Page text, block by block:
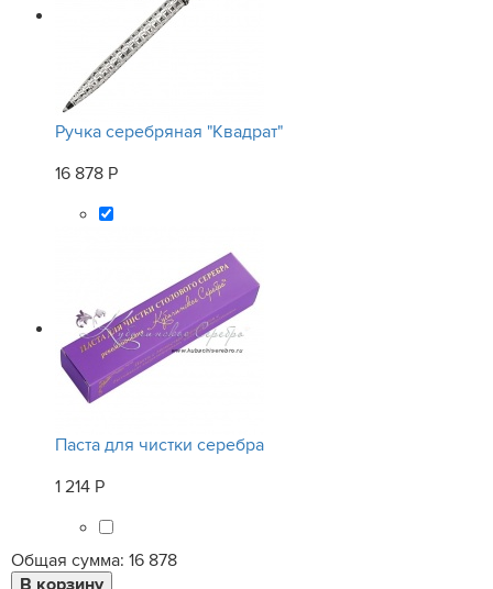
Ручка серебряная "Квадрат"
16 878 Р
Паста для чистки серебра
1 214 Р
Общая сумма: 16 878